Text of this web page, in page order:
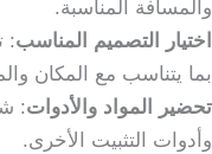
والمسافة المناسبة.
اختيار التصميم المناسب:
بما يتناسب مع المكان
تحضير المواد والأدوات:
وأدوات التثبيت الأخرى.